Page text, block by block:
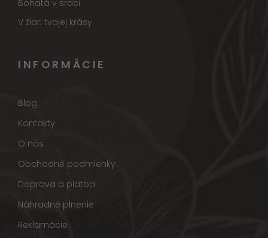
Bohatá v srdci
V žiari tvojej krásy
INFORMÁCIE
Blog
Kontakty
O nás
Obchodné podmienky
Doprava a platba
Náhradné plnenie
Reklamácie